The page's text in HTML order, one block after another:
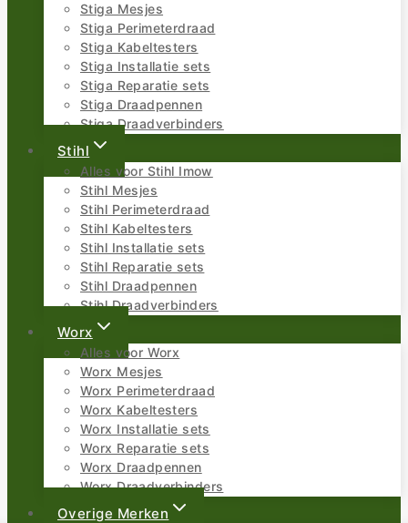
Stiga Mesjes
Stiga Perimeterdraad
Stiga Kabeltesters
Stiga Installatie sets
Stiga Reparatie sets
Stiga Draadpennen
Stiga Draadverbinders
Stihl
Alles voor Stihl Imow
Stihl Mesjes
Stihl Perimeterdraad
Stihl Kabeltesters
Stihl Installatie sets
Stihl Reparatie sets
Stihl Draadpennen
Stihl Draadverbinders
Worx
Alles voor Worx
Worx Mesjes
Worx Perimeterdraad
Worx Kabeltesters
Worx Installatie sets
Worx Reparatie sets
Worx Draadpennen
Worx Draadverbinders
Overige Merken